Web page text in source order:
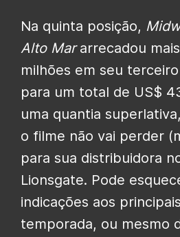
Na quinta posição,
Alto Mararrecadou
milhões em seu
para um total de US$
uma quantia
o filme não vai perder
para sua distribuidora
Lionsgate. Pode
indicações aos
temporada, ou mesmo